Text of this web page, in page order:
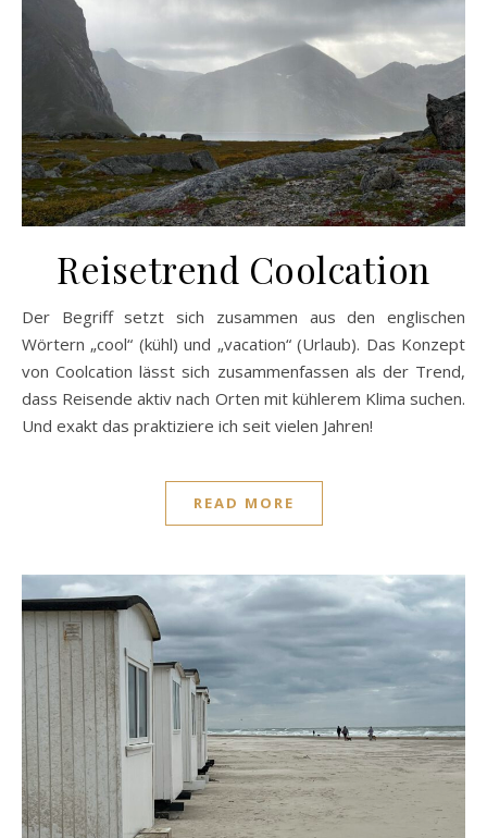
Reisetrend Coolcation
Der Begriff setzt sich zusammen aus den englischen
Wörtern „cool“ (kühl) und „vacation“ (Urlaub). Das Konzept
von Coolcation lässt sich zusammenfassen als der Trend,
dass Reisende aktiv nach Orten mit kühlerem Klima suchen.
Und exakt das praktiziere ich seit vielen Jahren!
READ MORE